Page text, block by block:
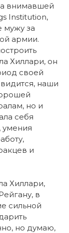
внимавшей
Institution,
мужу за
армии.
Хиллари, он
своей
наши
но и
себя
умения
и
Хиллари,
в
сильной
но думаю,